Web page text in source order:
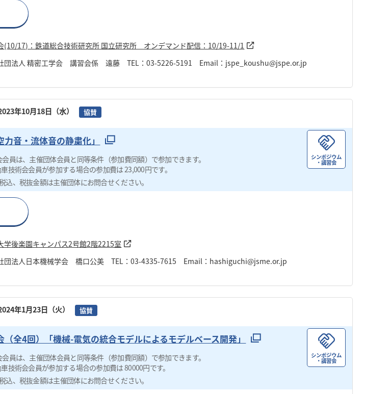
(10/17)：鉄道総合技術研究所 国立研究所 オンデマンド配信：10/19-11/1
団法人 精密工学会 講習会係 遠藤 TEL：03-5226-5191 Email：jspe_koushu@jspe.or.jp
年10月18日（水） 協賛
音・流体音の静粛化」
員は、主催団体会員と同等条件（参加費同額）で参加できます。
技術会会員が参加する場合の参加費は 23,000円です。
込、税抜金額は主催団体にお問合せください。
シンポジウム
・講習会
学後楽園キャンパス2号館2階2215室
団法人日本機械学会 橋口公美 TEL：03-4335-7615 Email：hashiguchi@jsme.or.jp
年1月23日（火） 協賛
（全4回）「機械-電気の統合モデルによるモデルベース開発」
員は、主催団体会員と同等条件（参加費同額）で参加できます。
技術会会員が参加する場合の参加費は 80000円です。
込、税抜金額は主催団体にお問合せください。
シンポジウム
・講習会